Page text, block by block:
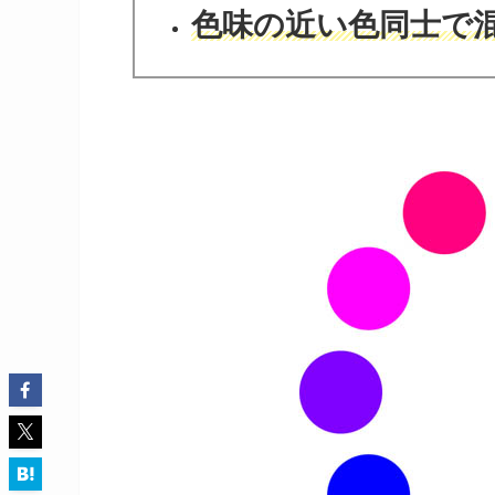
色味の近い色同士で